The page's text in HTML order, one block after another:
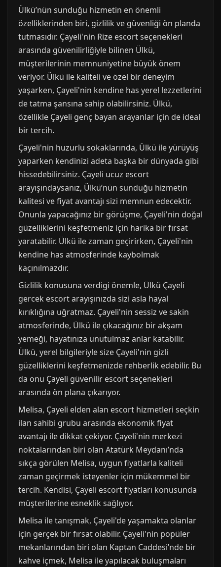
Ülkü’nün sunduğu hizmetin en önemli
özelliklerinden biri, gizlilik ve güvenliği ön planda
tutmasıdır. Çayeli'nin Rize escort seçenekleri
arasında güvenilirliğiyle bilinen Ülkü,
müşterilerinin memnuniyetine büyük önem
veriyor. Ülkü ile kaliteli ve özel bir deneyim
yaşarken, Çayeli'nin kendine has yerel lezzetlerini
de tatma şansına sahip olabilirsiniz. Ülkü,
özellikle Çayeli genç bayan arayanlar için de ideal
bir tercih.
Çayeli'nin huzurlu sokaklarında, Ülkü ile yürüyüş
yaparken kendinizi adeta başka bir dünyada gibi
hissedebilirsiniz. Çayeli ucuz escort
arayışındaysanız, Ülkü’nün sunduğu hizmetin
kalitesi ve fiyat avantajı sizi memnun edecektir.
Onunla yapacağınız bir görüşme, Çayeli'nin doğal
güzelliklerini keşfetmeniz için harika bir fırsat
yaratabilir. Ülkü ile zaman geçirirken, Çayeli'nin
kendine has atmosferinde kaybolmak
kaçınılmazdır.
Gizlilik konusuna verdigi önemle, Ülkü Çayeli
gercek escort arayışınızda sizi asla hayal
kırıklığına uğratmaz. Çayeli'nin sessiz ve sakin
atmosferinde, Ülkü ile çıkacağınız bir akşam
yemeği, hayatınıza unutulmaz anlar katabilir.
Ülkü, yerel bilgileriyle size Çayeli'nin gizli
güzelliklerini keşfetmenizde rehberlik edebilir. Bu
da onu Çayeli güvenilir escort seçenekleri
arasında ön plana çıkarıyor.
Melisa, Çayeli elden alan escort hizmetleri seçkin
ilan sahibi grubu arasında ekonomik fiyat
avantajı ile dikkat çekiyor. Çayeli'nin merkezi
noktalarından biri olan Atatürk Meydanı’nda
sıkça görülen Melisa, uygun fiyatlarla kaliteli
zaman geçirmek isteyenler için mükemmel bir
tercih. Kendisi, Çayeli escort fiyatları konusunda
müşterilerine esneklik sağlıyor.
Melisa ile tanışmak, Çayeli'de yaşamakta olanlar
için gerçek bir fırsat olabilir. Çayeli'nin popüler
mekanlarından biri olan Kaptan Caddesi’nde bir
kahve içmek, Melisa ile yapılacak buluşmaları